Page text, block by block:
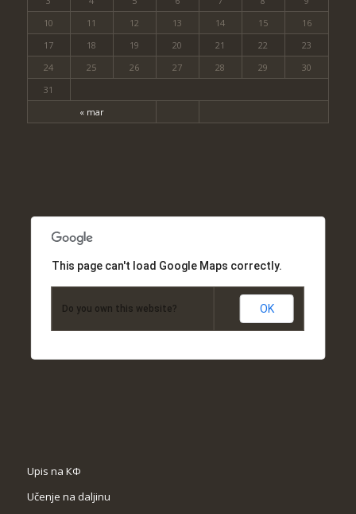
« mar
10
11 12 13 14 15
16
17
18 19 20 21 22
23
24
25 26 27 28 29
30
31
This page can't load Google Maps correctly.
Do you own this website? OK
Upis na КФ
Učenje na daljinu